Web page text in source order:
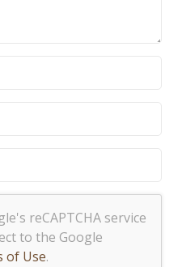
reCAPTCHA service
to the Google
of Use.